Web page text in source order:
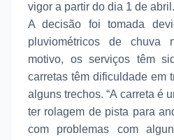
vigor a partir do dia 1 de abril.
A decisão foi tomada
pluviométricos de chuva
motivo, os serviços têm
carretas têm dificuldade em
alguns trechos. “A carreta é
ter rolagem de pista para
com problemas com